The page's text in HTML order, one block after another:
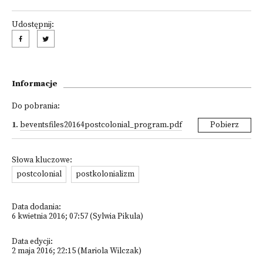
Udostępnij:
Informacje
Do pobrania:
1. beventsfiles20164postcolonial_program.pdf Pobierz
Słowa kluczowe:
postcolonial
postkolonializm
Data dodania:
6 kwietnia 2016; 07:57 (Sylwia Pikula)
Data edycji:
2 maja 2016; 22:15 (Mariola Wilczak)